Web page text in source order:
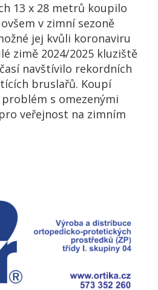
13 x 28 metrů koupilo
v zimní sezoně
jej kvůli koronaviru
zimě 2024/2025 kluziště
navštívilo rekordních
bruslařů. Koupí
s omezenými
veřejnost na zimním